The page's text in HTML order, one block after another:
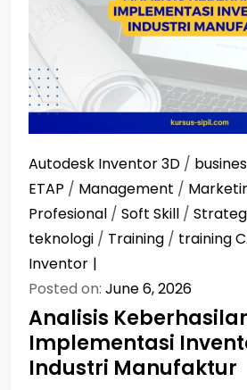
Autodesk Inventor 3D /
ETAP / Management /
Profesional / Soft Skill /
teknologi / Training / training
Inventor
Posted on: June 6, 2026
Analisis
Implementasi
Industri Manufaktur